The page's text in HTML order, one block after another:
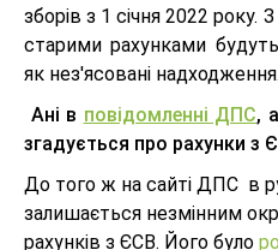
зборів з 1 січня 2022 року.
старими рахунками
як нез'ясовані
Ані в повідомленні ДПС,
згадується про рахунки з
До того ж на сайті ДПС в
залишається незмінним
рахунків з ЄСВ. Його було